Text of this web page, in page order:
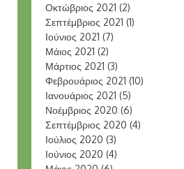
Οκτώβριος 2021 (2)
Σεπτέμβριος 2021 (1)
Ιούνιος 2021 (7)
Μάιος 2021 (2)
Μάρτιος 2021 (3)
Φεβρουάριος 2021 (10)
Ιανουάριος 2021 (5)
Νοέμβριος 2020 (6)
Σεπτέμβριος 2020 (4)
Ιούλιος 2020 (3)
Ιούνιος 2020 (4)